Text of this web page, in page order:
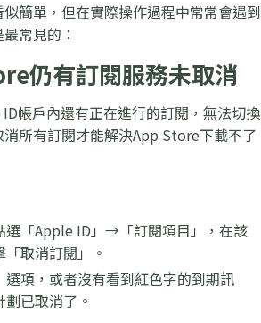
簡單，但在實際操作過程中常常會遇到
常見的：
仍有訂閱服務未取消
帳戶內還有正在進行的訂閱，無法切換
所有訂閱才能解決App Store下載不了
選「Apple ID」→「訂閱項目」，在該
取消訂閱」。
選項，或者沒有看到紅色字的到期訊
已取消了。